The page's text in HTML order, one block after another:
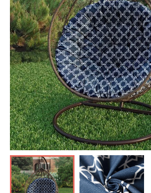
Отзывы о нас
Лицензии и Сертификаты